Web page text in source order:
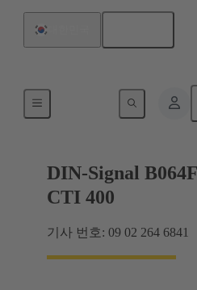
마더보드와 도터보드 연결
DIN-Signal
CTI 400
기사 번호: 09 02 264 6841